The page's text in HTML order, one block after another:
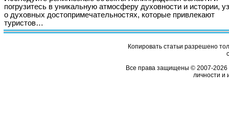
погрузитесь в уникальную атмосферу духовности и истории,
о духовных достопримечательностях, которые привлекают
туристов…
Копировать статьи разрешено
Все права защищены © 2007-2026
личности и